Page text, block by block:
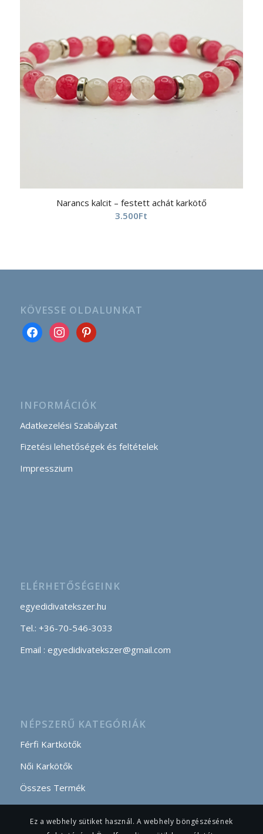
Narancs kalcit – festett achát karkötő
3.500Ft
KÖVESSE OLDALUNKAT
INFORMÁCIÓK
Adatkezelési Szabályzat
Fizetési lehetőségek és feltételek
Impresszium
ELÉRHETŐSÉGEINK
egyedidivatekszer.hu
Tel.: +36-70-546-3033
Email : egyedidivatekszer@gmail.com
NÉPSZERŰ KATEGÓRIÁK
Férfi Kartkötők
Női Karkötők
Összes Termék
Ez a webhely sütiket használ. A webhely böngészésének